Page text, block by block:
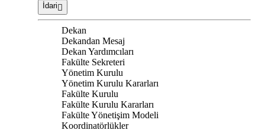
İdari
Dekan
Dekandan Mesaj
Dekan Yardımcıları
Fakülte Sekreteri
Yönetim Kurulu
Yönetim Kurulu Kararları
Fakülte Kurulu
Fakülte Kurulu Kararları
Fakülte Yönetişim Modeli
Koordinatörlükler